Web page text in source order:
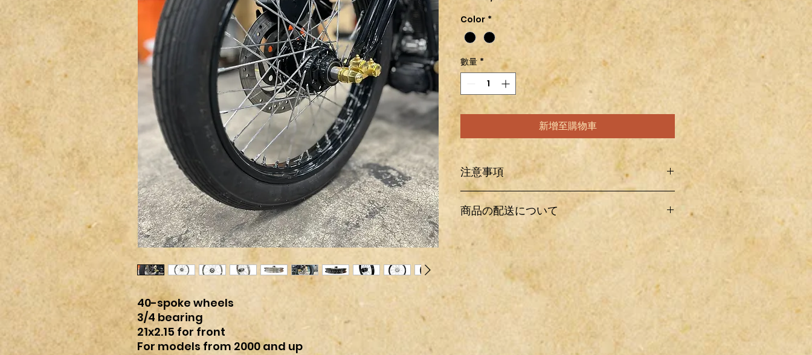
40-spoke wheels
3/4 bearing
21x2.15 for front
For models from 2000 and up
Color *
數量 *
新增至購物車
注意事項
輸入パーツ及びワンオフ製作したものなので梱包中や配
送中に多少の傷、汚れや変更点など記載および撮影され
ている箇所以外にもある場合がありますので、その辺り
もあらかじめご了承下さい。恐れ入りますが、買ったけ
ど取り付け出来ない・間違って購入などの理由があって
もノークレーム・ノーリターンとさせていただきます。
又、日米カスタムパーツには取付に工夫を要する場合が
ございますので
当社では適合流用などの個別のご質問にはお答えできま
せん。
ご理解の程宜しくお願い致します。
商品の配送について
日本国内の配送は全て着払いとなります。
料金は商品情報欄の配送料金をクリックして下さい。
基本、新品パーツに関しては箱詰めでの発送ですが、そ
れ以外での梱包方法では送料の負担を抑える為、気泡緩
衝材（エアキャップ）で包んで発送する場合も御座いま
※ 段ボール発送の場合、気泡緩衝材と比べ梱包サイズが
大きくなります。その為、送料が高くなる可能性がござ
いますので、その場合はご理解の程宜しくお願い致しま